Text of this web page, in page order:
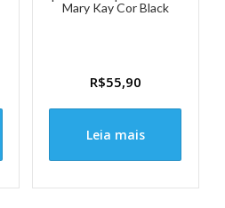
Mary Kay Cor Black
R$55,90
Leia mais